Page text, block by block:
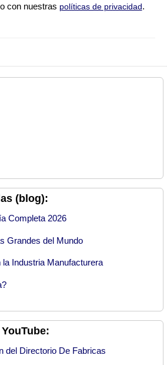
con nuestras políticas de privacidad.
(blog):
Completa 2026
Grandes del Mundo
Industria Manufacturera
del Directorio De Fabricas